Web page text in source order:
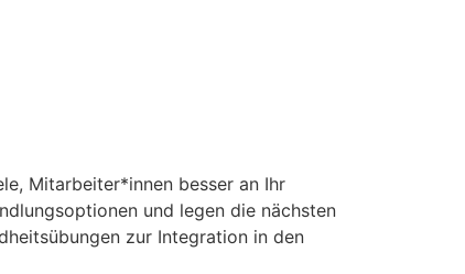
Mitarbeiter*innen besser an Ihr
und legen die nächsten
zur Integration in den